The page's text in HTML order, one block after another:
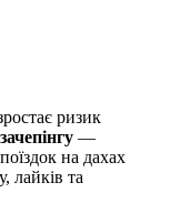
ризик
зачепінгу —
на дахах
лайків та